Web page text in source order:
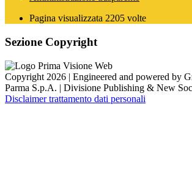
Pagina visualizzata 2205 volte
Sezione Copyright
Copyright 2026 | Engineered and powered by
Parma S.p.A. | Divisione Publishing & New
Disclaimer trattamento dati personali